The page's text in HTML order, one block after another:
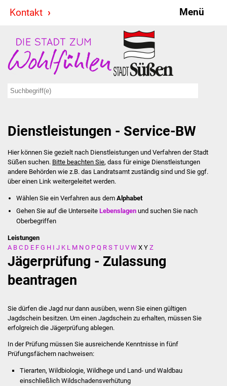
Kontakt Menü
Stadt & Politik
Bürgermeister
Ausschüsse
Ratsinformationssystem
Jugendbeirat
Summerrockfestival
Stadtverwaltung
Stellenangebote
Kontakt
Veröffentlichungen
Dienstleistungen - Service-BW
Hier können Sie gezielt nach Dienstleistungen und Verfahren der Stadt
Süßen suchen. Bitte beachten Sie, dass für einige Dienstleistungen
andere Behörden wie z.B. das Landratsamt zuständig sind und Sie ggf.
über einen Link weitergeleitet werden.
Wählen Sie ein Verfahren aus dem Alphabet
Gehen Sie auf die UnterseiteLebenslagen und suchen Sie nach
Oberbegriffen
Leistungen
A B C D E F G H I J K L M N O P Q R S T U V W X Y Z
Jägerprüfung - Zulassung
beantragen
Sie dürfen die Jagd nur dann ausüben, wenn Sie einen gültigen
Jagdschein besitzen. Um einen Jagdschein zu erhalten, müssen Sie
erfolgreich die Jägerprüfung ablegen.
In der Prüfung müssen Sie ausreichende Kenntnisse in fünf
Prüfungsfächern nachweisen:
Tierarten, Wildbiologie, Wildhege und Land- und Waldbau
einschließlich Wildschadensverhütung